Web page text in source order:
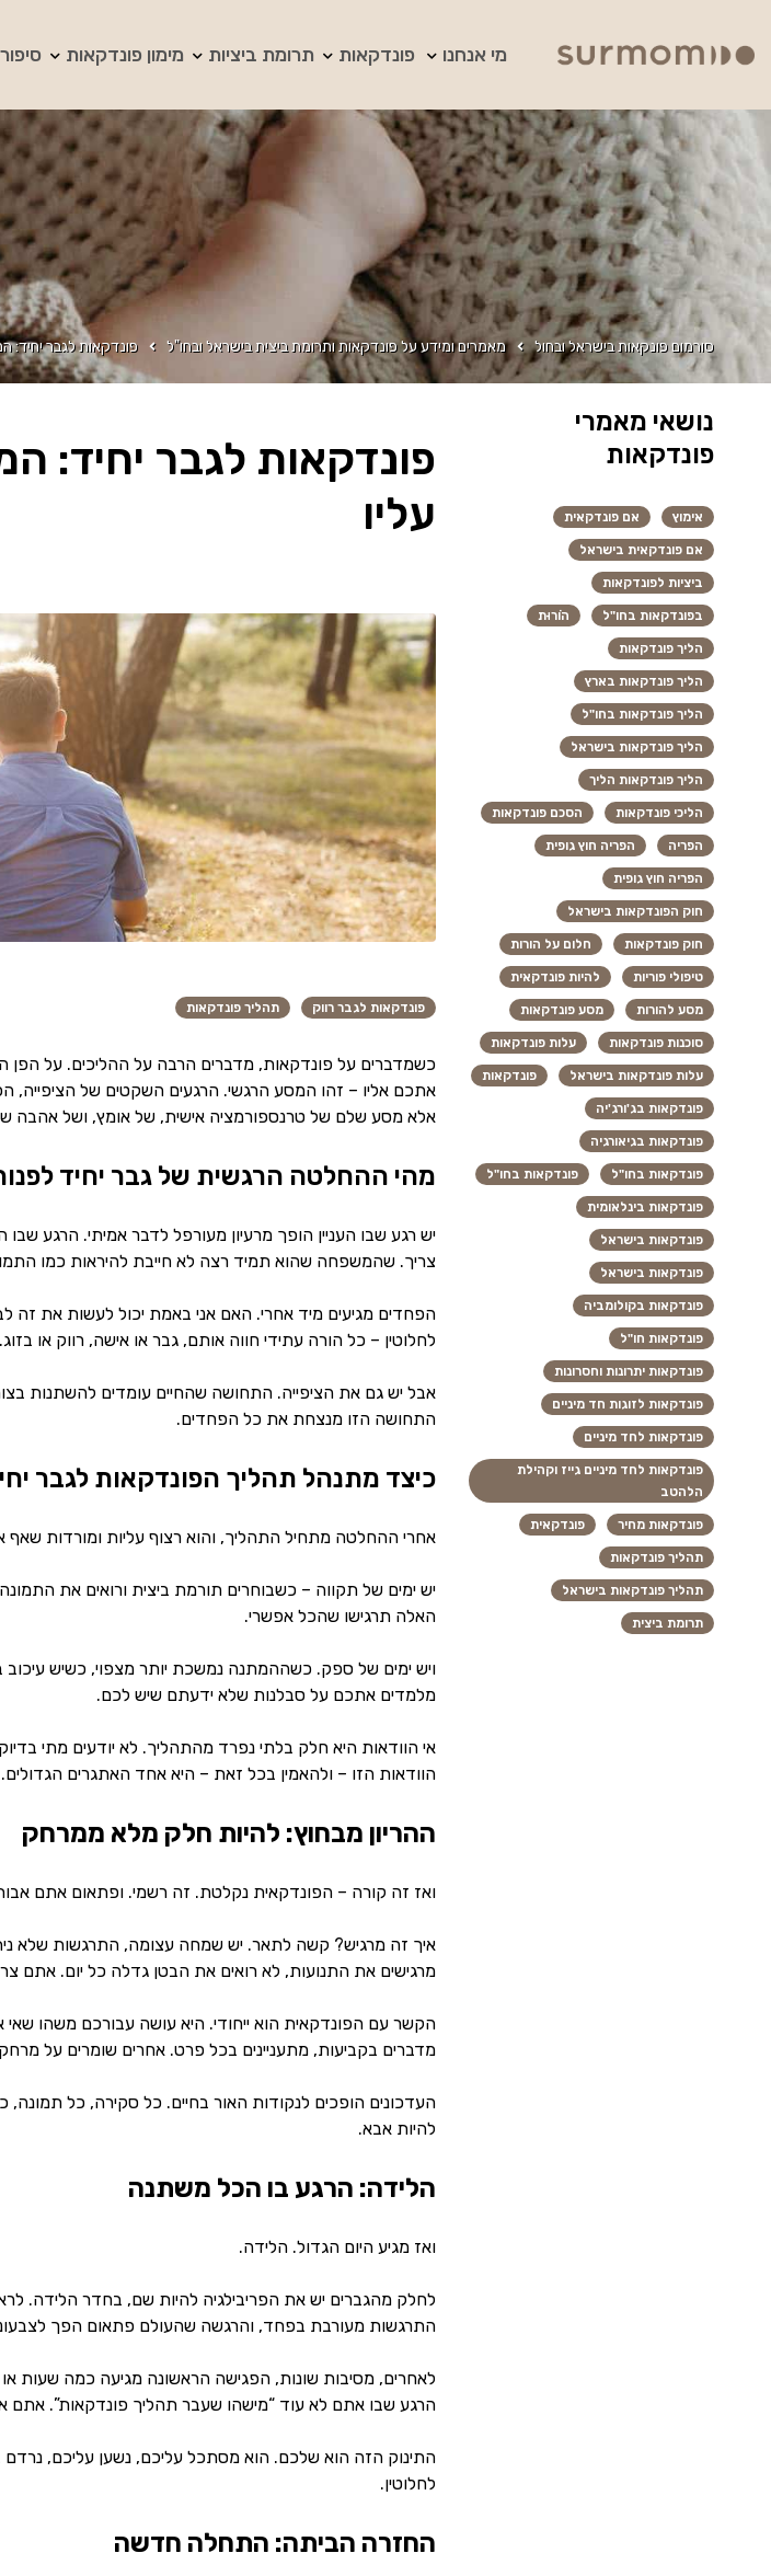
מי אנחנו פונדקאות תרומת ביציות מימון פונדקאות
סורמום פונקאות בישראל ובחול מאמרים ומידע על פונדקאות ותרומת ביצית בישראל ובחו"ל פונדקאות לגבר
פונדקאות לגבר יחיד:
עליו
פונדקאות לגבר רווק תהליך פונדקאות
כשמדברים על פונדקאות, מדברים הרבה על ההליכים. על הפן
אתכם אליו – זהו המסע הרגשי. הרגעים השקטים של הציפייה,
אלא מסע שלם של טרנספורמציה אישית, של אומץ, ושל אהבה
מהי ההחלטה הרגשית של גבר יחיד
יש רגע שבו העניין הופך מרעיון מעורפל לדבר אמיתי. הרגע
צריך. שהמשפחה שהוא תמיד רצה לא חייבת להיראות כמו
הפחדים מגיעים מיד אחרי. האם אני באמת יכול לעשות את זה
לחלוטין – כל הורה עתידי חווה אותם, גבר או אישה, רווק או בזוג.
אבל יש גם את הציפייה. התחושה שהחיים עומדים להשתנות
התחושה הזו מנצחת את כל הפחדים.
כיצד מתנהל תהליך הפונדקאות לגבר
אחרי ההחלטה מתחיל התהליך, והוא רצוף עליות ומורדות שאף
יש ימים של תקווה – כשבוחרים תורמת ביצית ורואים את
האלה תרגישו שהכל אפשרי.
ויש ימים של ספק. כשההמתנה נמשכת יותר מצפוי, כשיש
מלמדים אתכם על סבלנות שלא ידעתם שיש לכם.
אי הוודאות היא חלק בלתי נפרד מהתהליך. לא יודעים מתי
הוודאות הזו – ולהאמין בכל זאת – היא אחד האתגרים הגדולים.
ההריון מבחוץ: להיות חלק מלא ממרחק
ואז זה קורה – הפונדקאית נקלטת. זה רשמי. ופתאום אתם
איך זה מרגיש? קשה לתאר. יש שמחה עצומה, התרגשות שלא
מרגישים את התנועות, לא רואים את הבטן גדלה כל יום. אתם
הקשר עם הפונדקאית הוא ייחודי. היא עושה עבורכם משהו
מדברים בקביעות, מתעניינים בכל פרט. אחרים שומרים על
העדכונים הופכים לנקודות האור בחיים. כל סקירה, כל
להיות אבא.
הלידה: הרגע בו הכל משתנה
ואז מגיע היום הגדול. הלידה.
לחלק מהגברים יש את הפריבילגיה להיות שם, בחדר הלידה.
התרגשות מעורבת בפחד, והרגשה שהעולם פתאום הפך
לאחרים, מסיבות שונות, הפגישה הראשונה מגיעה כמה שעות
הרגע שבו אתם לא עוד “מישהו שעבר תהליך פונדקאות”. אתם
התינוק הזה הוא שלכם. הוא מסתכל עליכם, נשען עליכם,
לחלוטין.
החזרה הביתה: התחלה חדשה
נושאי מאמרי
פונדקאות
אימוץ אם פונדקאית
אם פונדקאית בישראל
ביציות לפונדקאות
בפונדקאות בחו"ל הוֹרוּת
הליך פונדקאות
הליך פונדקאות בארץ
הליך פונדקאות בחו"ל
הליך פונדקאות בישראל
הליך פונדקאות הליך
הליכי פונדקאות הסכם פונדקאות
הפריה הפריה חוץ גופית
הפריה חוץ גופית
חוק הפונדקאות בישראל
חוק פונדקאות חלום על הורות
טיפולי פוריות להיות פונדקאית
מסע להורות מסע פונדקאות
סוכנות פונדקאות עלות פונדקאות
עלות פונדקאות בישראל פונדקאות
פונדקאות בג'ורג'יה
פונדקאות בגיאורגיה
פונדקאות בחו"ל פונדקאות בחו"ל
פונדקאות בינלאומית
פונדקאות בישראל
פונדקאות בישראל
פונדקאות בקולומביה
פונדקאות חו"ל
פונדקאות יתרונות וחסרונות
פונדקאות לזוגות חד מיניים
פונדקאות לחד מיניים
פונדקאות לחד מיניים גייז וקהילת
הלהטב
פונדקאות מחיר פונדקאית
תהליך פונדקאות
תהליך פונדקאות בישראל
תרומת ביצית